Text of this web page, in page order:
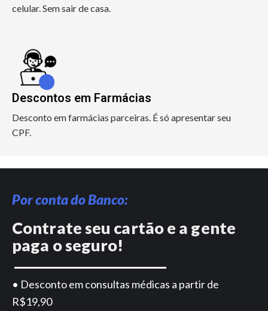
celular. Sem sair de casa.
Descontos em Farmácias
Desconto em farmácias parceiras. É só apresentar seu
CPF.
Por conta do Banco:
Contrate seu cartão e a gente
paga o seguro!
• Desconto em consultas médicas a partir de
R$19,90